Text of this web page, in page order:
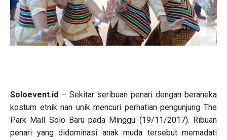
Soloevent.id – Sekitar seribuan penari dengan beraneka
kostum etnik nan unik mencuri perhatian pengunjung The
Park Mall Solo Baru pada Minggu (19/11/2017). Ribuan
penari yang didominasi anak muda tersebut memadati